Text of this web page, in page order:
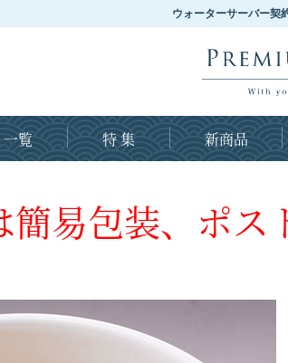
ウォーターサーバー契
覧 特 集 新商品
易包装、ポス